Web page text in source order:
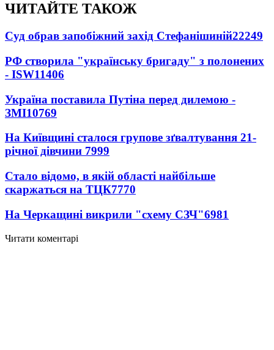
ЧИТАЙТЕ ТАКОЖ
Суд обрав запобіжний захід Стефанішиній22249
РФ створила "українську бригаду" з полонених
- ISW11406
Україна поставила Путіна перед дилемою -
ЗМІ10769
На Київщині сталося групове зґвалтування 21-
річної дівчини 7999
Стало відомо, в якій області найбільше
скаржаться на ТЦК7770
На Черкащині викрили "схему СЗЧ"6981
Читати коментарі